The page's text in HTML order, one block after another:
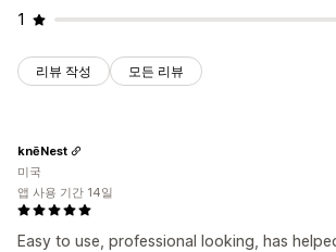
1
리뷰 작성 모든 리뷰
Easy to use, professional looking, has
knēNest
미국
앱 사용 기간 14일